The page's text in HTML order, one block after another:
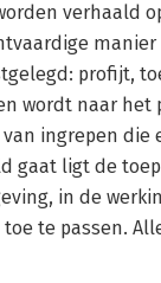
verhaald
profijt,
wordt naar het
ingrepen die
gaat ligt de
in de
te passen.